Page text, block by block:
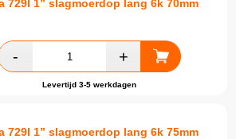
729l 1” slagmoerdop lang 6k 70mm
Levertijd 3-5 werkdagen
729l 1” slagmoerdop lang 6k 75mm